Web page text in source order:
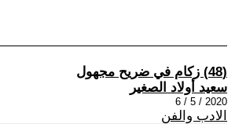
(48) زكام في ضريح مجهول
سعيد أولاد الصغير
2020 / 5 / 6
الادب والفن